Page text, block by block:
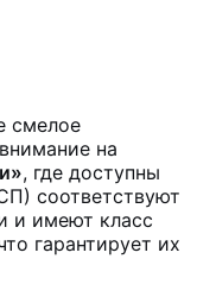
смелое
на
, где доступны
соответствуют
и имеют класс
гарантирует их